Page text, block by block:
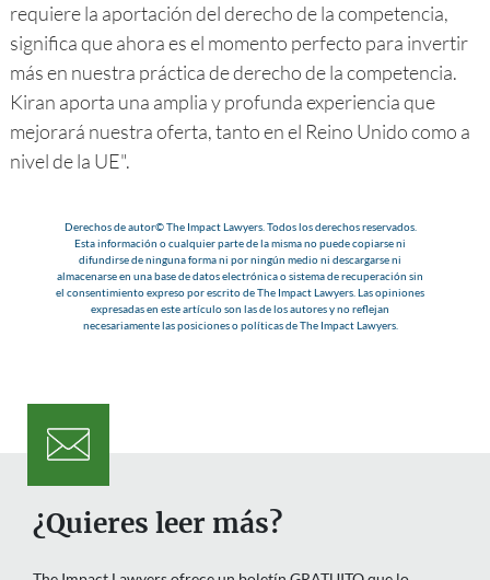
requiere la aportación del derecho de la competencia,
significa que ahora es el momento perfecto para invertir
más en nuestra práctica de derecho de la competencia.
Kiran aporta una amplia y profunda experiencia que
mejorará nuestra oferta, tanto en el Reino Unido como a
nivel de la UE".
Derechos de autor© The Impact Lawyers. Todos los derechos reservados.
Esta información o cualquier parte de la misma no puede copiarse ni
difundirse de ninguna forma ni por ningún medio ni descargarse ni
almacenarse en una base de datos electrónica o sistema de recuperación sin
el consentimiento expreso por escrito de The Impact Lawyers. Las opiniones
expresadas en este artículo son las de los autores y no reflejan
necesariamente las posiciones o políticas de The Impact Lawyers.
¿Quieres leer más?